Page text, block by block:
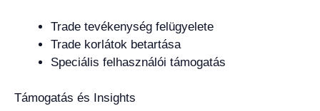
Trade tevékenység felügyelete
Trade korlátok betartása
Speciális felhasználói támogatás
Támogatás és Insights